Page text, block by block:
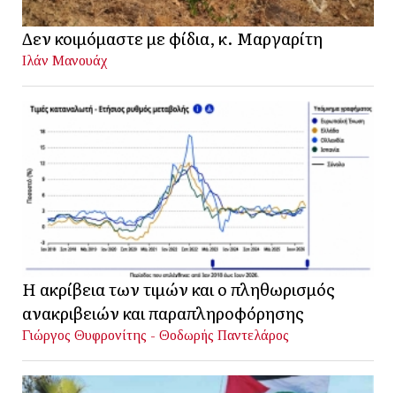
Δεν κοιμόμαστε με φίδια, κ. Μαργαρίτη
Ιλάν Μανουάχ
Η ακρίβεια των τιμών και ο πληθωρισμός
ανακριβειών και παραπληροφόρησης
Γιώργος Θυφρονίτης - Θοδωρής Παντελάρος